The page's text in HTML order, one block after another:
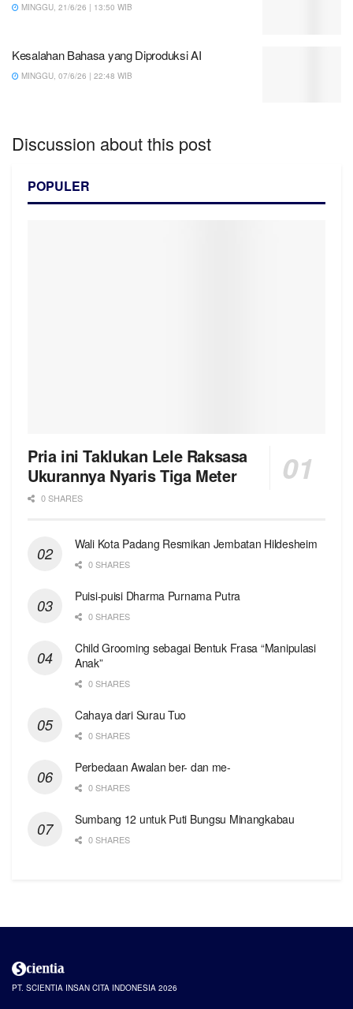
MINGGU, 21/6/26 | 13:50 WIB
Kesalahan Bahasa yang Diproduksi AI
MINGGU, 07/6/26 | 22:48 WIB
Discussion about this post
POPULER
Pria ini Taklukan Lele Raksasa
Ukurannya Nyaris Tiga Meter
0 SHARES
Wali Kota Padang Resmikan Jembatan Hildesheim
0 SHARES
Puisi-puisi Dharma Purnama Putra
0 SHARES
Child Grooming sebagai Bentuk Frasa “Manipulasi
Anak”
0 SHARES
Cahaya dari Surau Tuo
0 SHARES
Perbedaan Awalan ber- dan me-
0 SHARES
Sumbang 12 untuk Puti Bungsu Minangkabau
0 SHARES
PT. SCIENTIA INSAN CITA INDONESIA 2026